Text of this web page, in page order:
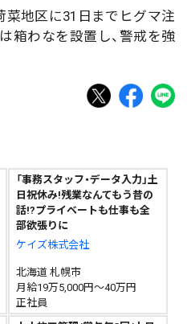
地区に31日までヒグマ注
箱わなを設置し、警戒を強
「事務スタッフ・データ入力」土
日祝休み!残業なんてもう昔の
話!?プライベートも仕事も全
部欲張りに
ケイズ株式会社
北海道 札幌市
月給19万5,000円～40万円
正社員